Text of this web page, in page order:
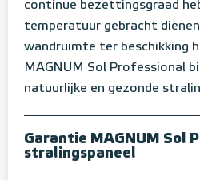
continue bezettingsgraad
temperatuur gebracht
wandruimte ter beschikking
MAGNUM Sol Professional
natuurlijke en gezonde
Garantie MAGNUM Sol
stralingspaneel